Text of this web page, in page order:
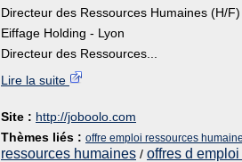
Directeur des Ressources Humaines (H/F)
Eiffage Holding - Lyon
Directeur des Ressources...
Lire la suite
Site : http://joboolo.com
Thèmes liés : offre emploi ressources
ressources humaines / offres d